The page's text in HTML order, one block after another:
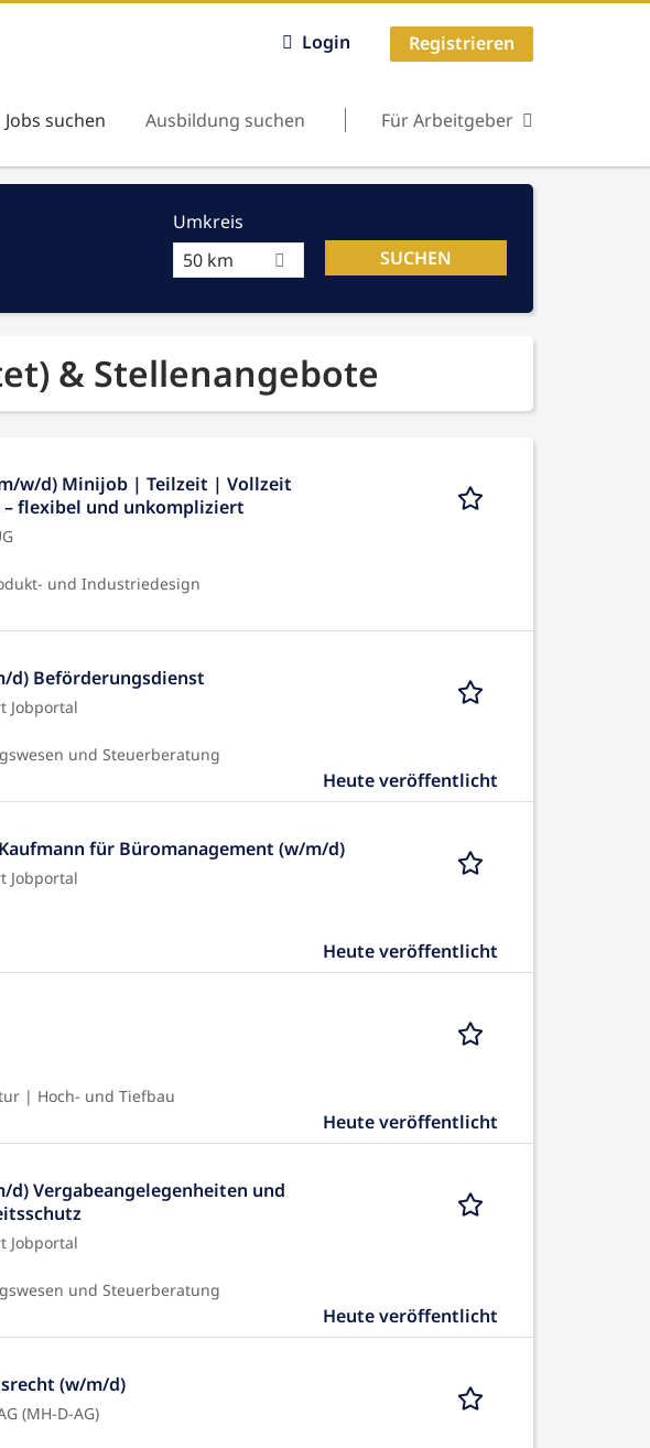
Login Registrieren
Jobs suchen Ausbildung suchen Für Arbeitgeber
Umkreis
50 km
& Stellenangebote
w/d) Minijob | Teilzeit | Vollzeit
– flexibel und unkompliziert
und Industriedesign
d) Beförderungsdienst
Jobportal
und Steuerberatung
Heute veröffentlicht
für Büromanagement (w/m/d)
Jobportal
Heute veröffentlicht
| Hoch- und Tiefbau
Heute veröffentlicht
d) Vergabeangelegenheiten und
Jobportal
und Steuerberatung
Heute veröffentlicht
(w/m/d)
(MH-D-AG)